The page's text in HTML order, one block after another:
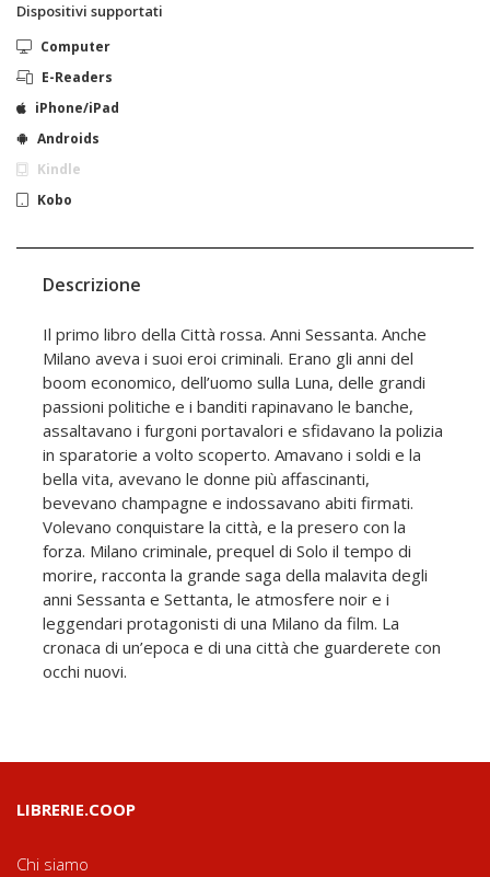
Dispositivi supportati
Computer
E-Readers
iPhone/iPad
Androids
Kindle
Kobo
Descrizione
Il primo libro della Città rossa. Anni Sessanta. Anche
Milano aveva i suoi eroi criminali. Erano gli anni del
boom economico, dell’uomo sulla Luna, delle grandi
passioni politiche e i banditi rapinavano le banche,
assaltavano i furgoni portavalori e sfidavano la polizia
in sparatorie a volto scoperto. Amavano i soldi e la
bella vita, avevano le donne più affascinanti,
bevevano champagne e indossavano abiti firmati.
Volevano conquistare la città, e la presero con la
forza. Milano criminale, prequel di Solo il tempo di
morire, racconta la grande saga della malavita degli
anni Sessanta e Settanta, le atmosfere noir e i
leggendari protagonisti di una Milano da film. La
cronaca di un’epoca e di una città che guarderete con
occhi nuovi.
LIBRERIE.COOP
Chi siamo